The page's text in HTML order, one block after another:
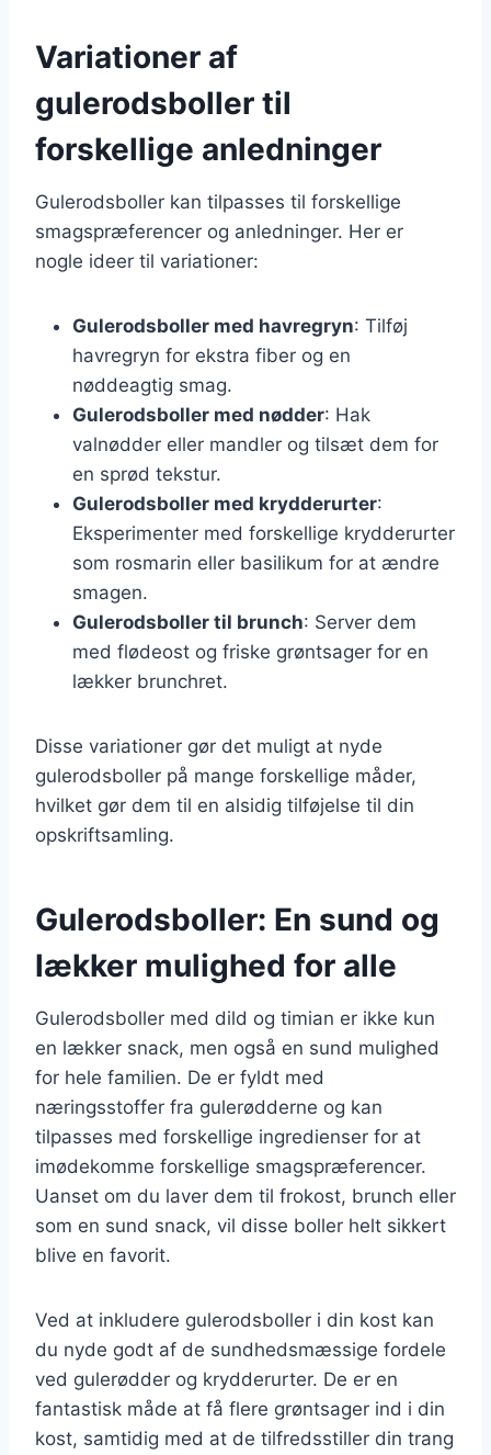
Variationer af
gulerodsboller til
forskellige anledninger
Gulerodsboller kan tilpasses til forskellige
smagspræferencer og anledninger. Her er
nogle ideer til variationer:
Gulerodsboller med havregryn: Tilføj
havregryn for ekstra fiber og en
nøddeagtig smag.
Gulerodsboller med nødder: Hak
valnødder eller mandler og tilsæt dem for
en sprød tekstur.
Gulerodsboller med krydderurter:
Eksperimenter med forskellige krydderurter
som rosmarin eller basilikum for at ændre
smagen.
Gulerodsboller til brunch: Server dem
med flødeost og friske grøntsager for en
lækker brunchret.
Disse variationer gør det muligt at nyde
gulerodsboller på mange forskellige måder,
hvilket gør dem til en alsidig tilføjelse til din
opskriftsamling.
Gulerodsboller: En sund og
lækker mulighed for alle
Gulerodsboller med dild og timian er ikke kun
en lækker snack, men også en sund mulighed
for hele familien. De er fyldt med
næringsstoffer fra gulerødderne og kan
tilpasses med forskellige ingredienser for at
imødekomme forskellige smagspræferencer.
Uanset om du laver dem til frokost, brunch eller
som en sund snack, vil disse boller helt sikkert
blive en favorit.
Ved at inkludere gulerodsboller i din kost kan
du nyde godt af de sundhedsmæssige fordele
ved gulerødder og krydderurter. De er en
fantastisk måde at få flere grøntsager ind i din
kost, samtidig med at de tilfredsstiller din trang